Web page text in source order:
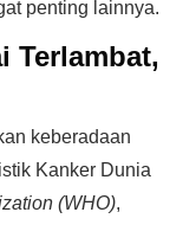
penting lainnya.
Terlambat,
keberadaan
Kanker Dunia
(WHO),